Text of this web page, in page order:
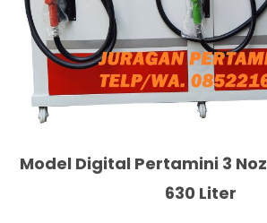
Model Digital Pertamini 3
630 Liter